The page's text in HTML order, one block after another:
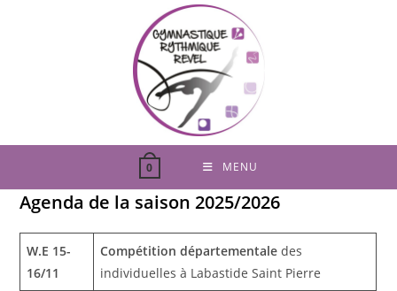
0 MENU
Agenda de la saison 2025/2026
W.E 15-
16/11
Compétition départementale des
individuelles à Labastide Saint Pierre